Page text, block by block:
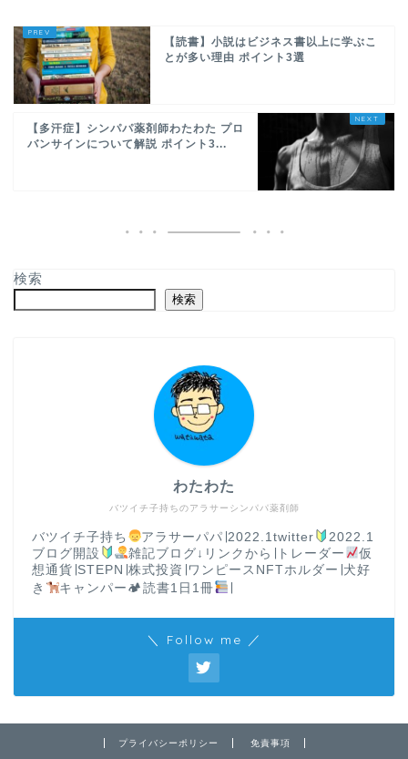
【読書】小説はビジネス書以上に学ぶこ
とが多い理由 ポイント3選
【多汗症】シンパパ薬剤師わたわた プロ
バンサインについて解説 ポイント3...
検索
検索
バツイチ子持ちのアラサーシンパパ薬剤師
わたわた
バツイチ子持ち アラサーパパ∣2022.1twitter
2022.1
ブログ開設
雑記ブログ↓リンクから∣トレーダー
仮
想通貨∣STEPN∣株式投資∣ワンピースNFTホルダー∣犬好
き
キャンパー🏕読書1日1冊
＼ Follow me ／
プライバシーポリシー 免責事項